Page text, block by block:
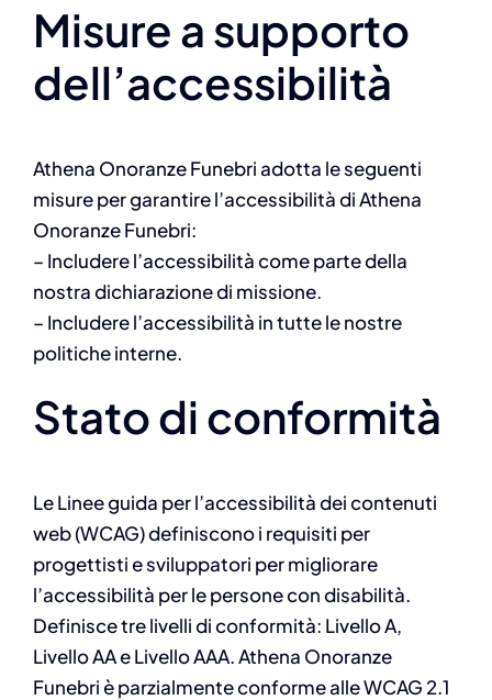
Misure a supporto
dell’accessibilità
Athena Onoranze Funebri adotta le seguenti
misure per garantire l’accessibilità di Athena
Onoranze Funebri:
– Includere l’accessibilità come parte della
nostra dichiarazione di missione.
– Includere l’accessibilità in tutte le nostre
politiche interne.
Stato di conformità
Le Linee guida per l’accessibilità dei contenuti
web (WCAG) definiscono i requisiti per
progettisti e sviluppatori per migliorare
l’accessibilità per le persone con disabilità.
Definisce tre livelli di conformità: Livello A,
Livello AA e Livello AAA. Athena Onoranze
Funebri è parzialmente conforme alle WCAG 2.1